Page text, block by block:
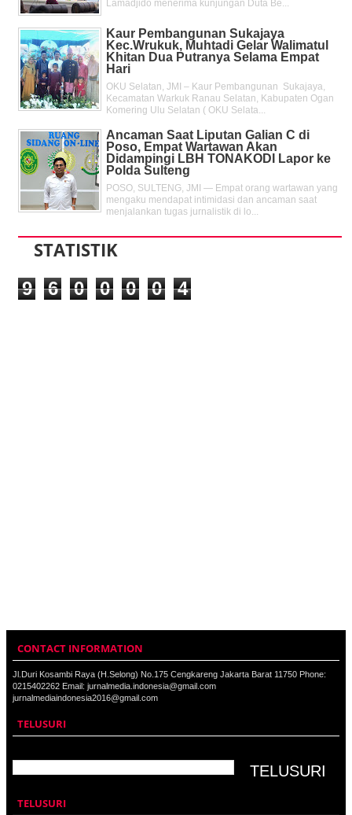
Lamadjido menerima kunjungan Duta Be...
Kaur Pembangunan Sukajaya
Kec.Wrukuk, Muhtadi Gelar Walimatul
Khitan Dua Putranya Selama Empat
Hari
OKU Selatan, JMI – Kaur Pembangunan Sukajaya,
Kecamatan Warkuk Ranau Selatan, Kabupaten Ogan
Komering Ulu Selatan ( OKU Selata...
Ancaman Saat Liputan Galian C di
Poso, Empat Wartawan Akan
Didampingi LBH TONAKODI Lapor ke
Polda Sulteng
POSO, SULTENG, JMI — Empat orang wartawan yang
mengaku mendapat intimidasi dan ancaman saat
menjalankan tugas jurnalistik di lo...
STATISTIK
9 6 0 0 0 0 4
CONTACT INFORMATION
Jl.Duri Kosambi Raya (H.Selong) No.175 Cengkareng Jakarta Barat 11750 Phone:
0215402262 Email: jurnalmedia.indonesia@gmail.com
jurnalmediaindonesia2016@gmail.com
TELUSURI
TELUSURI